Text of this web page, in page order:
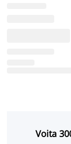
Voita